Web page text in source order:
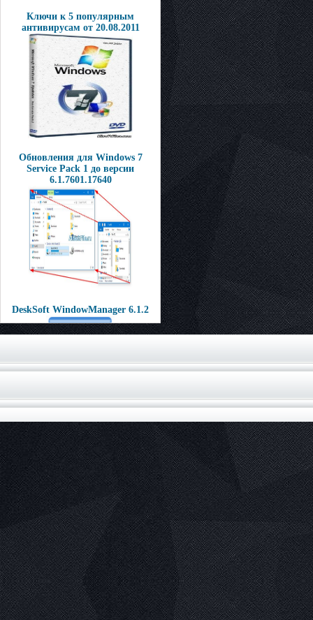
Ключи к 5 популярным
антивирусам от 20.08.2011
Обновления для Windows 7
Service Pack 1 до версии
6.1.7601.17640
DeskSoft WindowManager 6.1.2